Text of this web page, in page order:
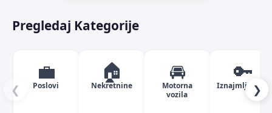
Pregledaj Kategorije
❮
💼
Poslovi
🏠
Nekretnine
🚘
Motorna
vozila
🔑
Iznajmljivanje
❯